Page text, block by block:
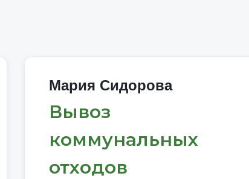
Мария Сидорова
Вывоз
коммунальных
отходов